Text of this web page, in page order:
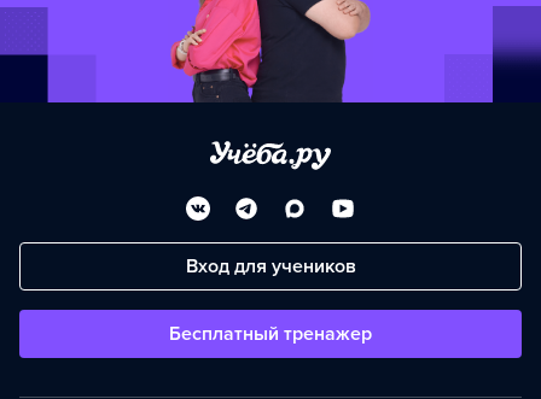
Вход для учеников
Бесплатный тренажер